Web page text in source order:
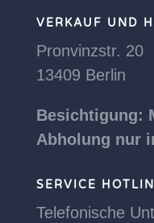
VERKAUF UND
Pronvinzstr. 20
13409 Berlin
Besichtigung:
Abholung nur
SERVICE
Telefonische